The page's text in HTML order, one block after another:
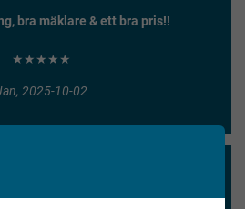
bra mäklare & ett bra pris!!
★★★★★
2025-10-02